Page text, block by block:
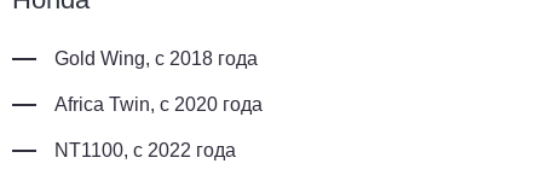
Gold Wing, с 2018 года
Africa Twin, с 2020 года
NT1100, с 2022 года